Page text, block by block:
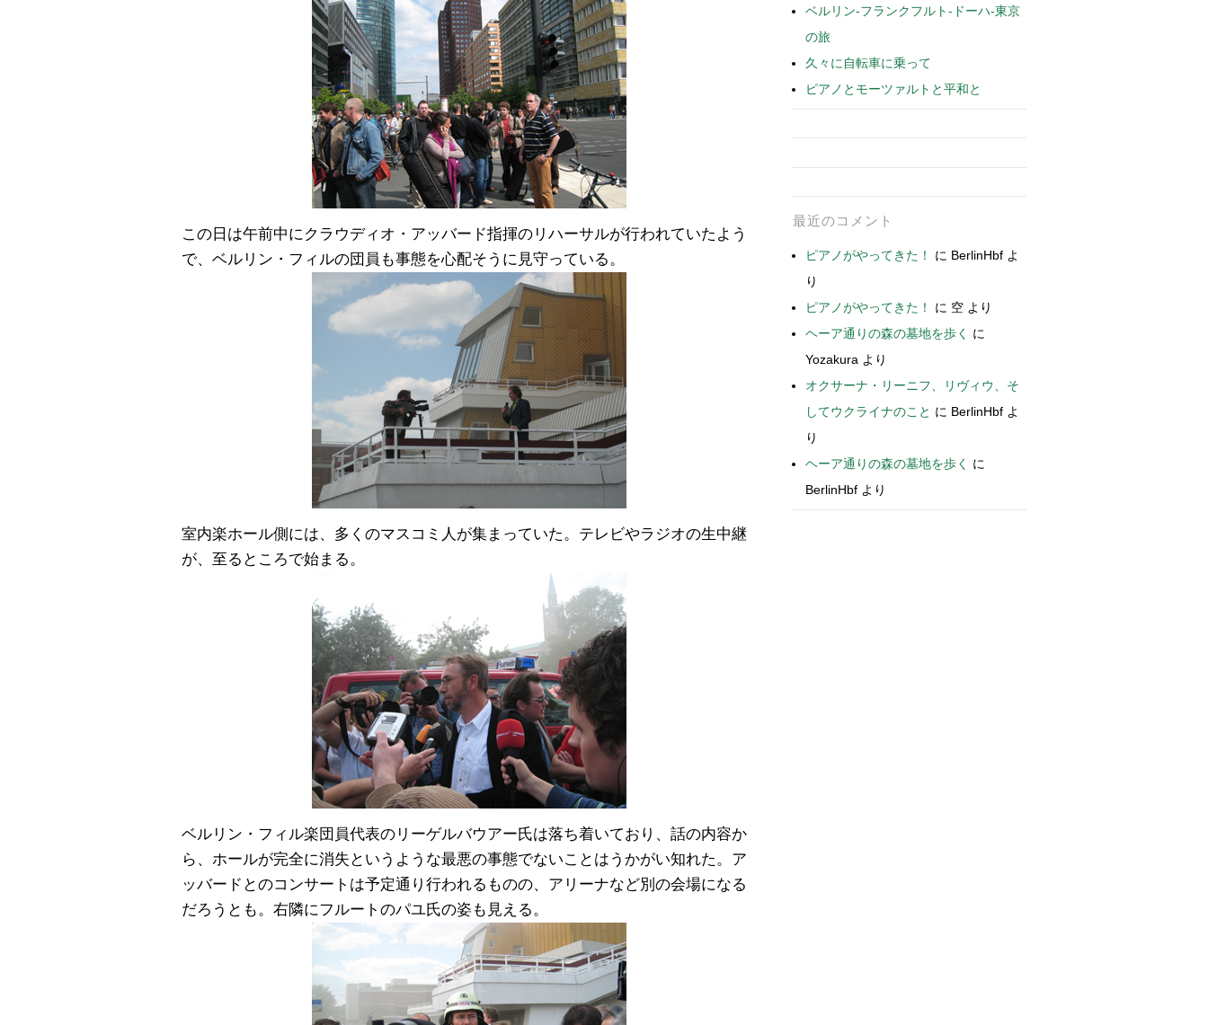
この日は午前中にクラウディオ・アッバード指揮のリハーサルが行われていたよう
で、ベルリン・フィルの団員も事態を心配そうに見守っている。
室内楽ホール側には、多くのマスコミ人が集まっていた。テレビやラジオの生中継
が、至るところで始まる。
ベルリン・フィル楽団員代表のリーゲルバウアー氏は落ち着いており、話の内容か
ら、ホールが完全に消失というような最悪の事態でないことはうかがい知れた。ア
ッバードとのコンサートは予定通り行われるものの、アリーナなど別の会場になる
だろうとも。右隣にフルートのパユ氏の姿も見える。
ベルリン-フランクフルト-ドーハ-東京
の旅
久々に自転車に乗って
ピアノとモーツァルトと平和と
最近のコメント
ピアノがやってきた！ に BerlinHbf よ
り
ピアノがやってきた！
に 空 より
ヘーア通りの森の墓地を歩く
に
Yozakura より
オクサーナ・リーニフ、リヴィウ、そ
してウクライナのこと に BerlinHbf よ
り
ヘーア通りの森の墓地を歩く
に
BerlinHbf より